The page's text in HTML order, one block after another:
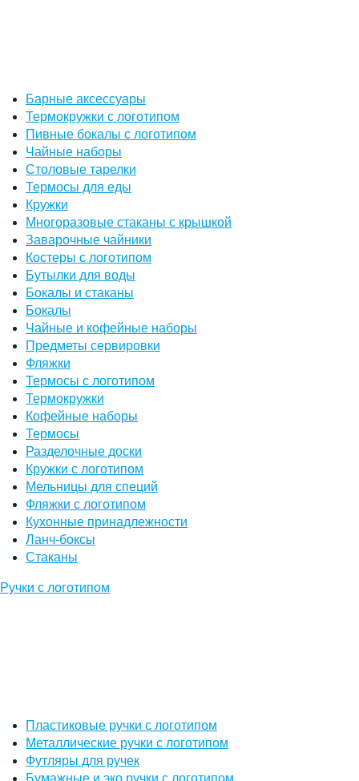
Барные аксессуары
Термокружки с логотипом
Пивные бокалы с логотипом
Чайные наборы
Столовые тарелки
Термосы для еды
Кружки
Многоразовые стаканы с крышкой
Заварочные чайники
Костеры с логотипом
Бутылки для воды
Бокалы и стаканы
Бокалы
Чайные и кофейные наборы
Предметы сервировки
Фляжки
Термосы с логотипом
Термокружки
Кофейные наборы
Термосы
Разделочные доски
Кружки с логотипом
Мельницы для специй
Фляжки с логотипом
Кухонные принадлежности
Ланч-боксы
Стаканы
Ручки с логотипом
Пластиковые ручки с логотипом
Металлические ручки с логотипом
Футляры для ручек
Бумажные и эко ручки с логотипом